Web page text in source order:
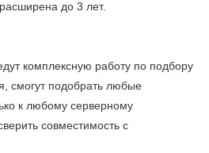
до 3 лет.
комплексную работу по подбору
смогут подобрать любые
к любому серверному
совместимость с